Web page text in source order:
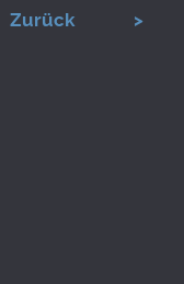
Zurück
>